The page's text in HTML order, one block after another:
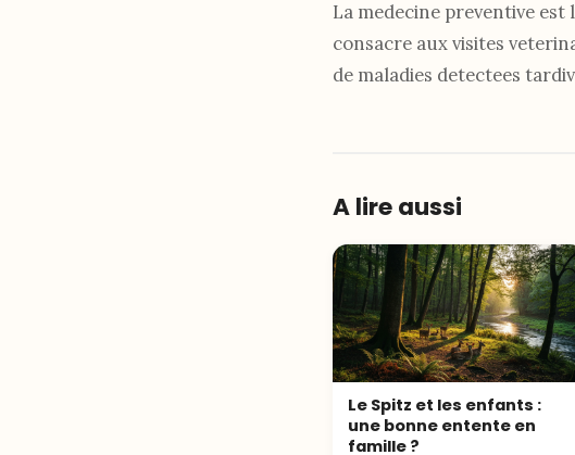
La medecine preventive
consacre aux visites
de maladies detectees
A lire aussi
Le Spitz et les enfants :
une bonne entente en
famille ?